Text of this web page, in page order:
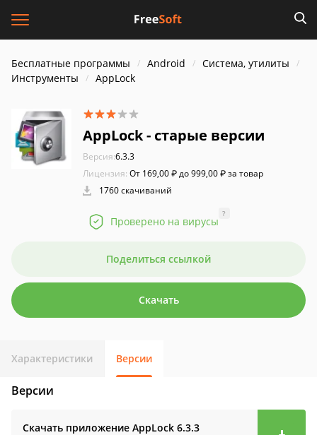
Бесплатные программы Android
Система, утилиты
Инструменты
AppLock
AppLock - старые версии
Версия:6.3.3
Лицензия: От 169,00 ₽ до 999,00 ₽ за товар
1760 скачиваний
Проверено на вирусы
?
Поделиться ссылкой
Скачать
Характеристики Версии
Версии
Скачать приложение AppLock 6.3.3